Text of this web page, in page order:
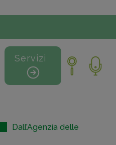
Servizi
Dall’Agenzia delle